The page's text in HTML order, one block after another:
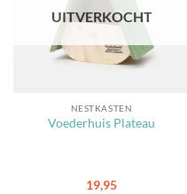
UITVERKOCHT
NESTKASTEN
Voederhuis Plateau
19,95